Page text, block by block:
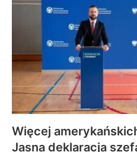
Więcej
Jasna deklaracja